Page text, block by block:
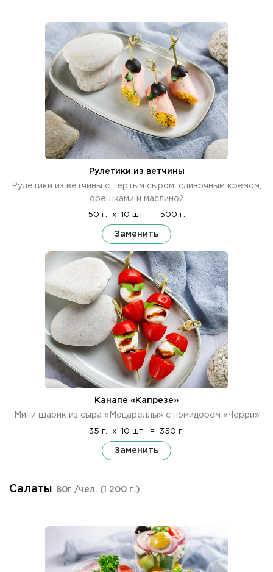
Рулетики из ветчины
Рулетики из ветчины с тертым сыром, сливочным кремом,
орешками и маслиной
50 г. x 10 шт. = 500 г.
Заменить
Канапе «Капрезе»
Мини шарик из сыра «Моцареллы» с помидором «Черри»
35 г. x 10 шт. = 350 г.
Заменить
Салаты 80г./чел. (1 200 г.)